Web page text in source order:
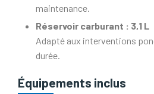
maintenance.
Réservoir carburant : 3,1 L
Adapté aux interventions
durée.
Équipements inclus